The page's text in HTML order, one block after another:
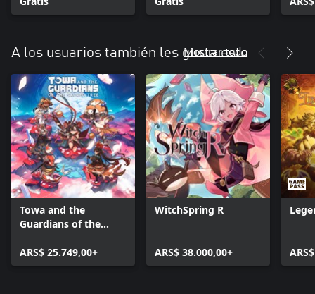
A los usuarios también les gusta esto
Mostrar todo
Towa and the
Guardians of the
ARS$ 25.749,00+
WitchSpring R
ARS$ 38.000,00+